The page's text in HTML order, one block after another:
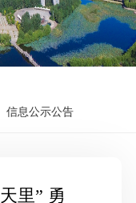
信息公示公告
里” 勇